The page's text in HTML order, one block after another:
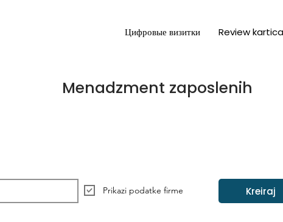
Цифровые визитки Review kartica
Menadzment zaposlenih
Prikazi podatke firme Kreiraj